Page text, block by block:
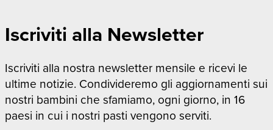
Iscriviti alla Newsletter
Iscriviti alla nostra newsletter mensile e ricevi le
ultime notizie. Condivideremo gli aggiornamenti sui
nostri bambini che sfamiamo, ogni giorno, in 16
paesi in cui i nostri pasti vengono serviti.